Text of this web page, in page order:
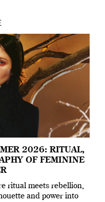
2026: RITUAL,
OF FEMININE
ritual meets rebellion,
and power into